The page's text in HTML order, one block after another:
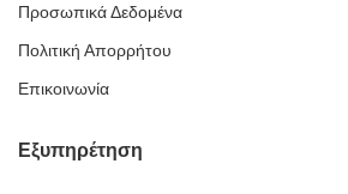
Προσωπικά Δεδομένα
Πολιτική Απορρήτου
Επικοινωνία
Εξυπηρέτηση